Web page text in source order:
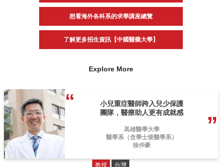
想看海外各科系的求學講座總覽
了解更多招生資訊【中國醫藥大學】
Explore More
小兒重症醫師跨入兒少保護
團隊，醫療助人更有成就感
高雄醫學大學
醫學系（含學士後醫學系）
徐仲豪
教授 台灣